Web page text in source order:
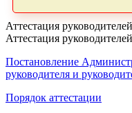
Аттестация
Аттестация
Постановление
руководителя и
Порядок аттестации